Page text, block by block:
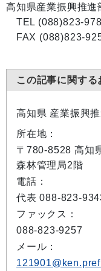
高知県産業振興推進
TEL (088)823-
FAX (088)823-
この記事に関する
高知県 産業振興
所在地：
〒780-8528 高知
森林管理局2階
電話：
代表 088-823-
ファックス：
088-823-9257
メール：